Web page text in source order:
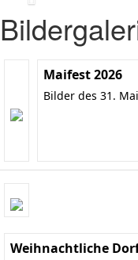
Maifest 2026
Bilder des 31.
Weihnachtliche